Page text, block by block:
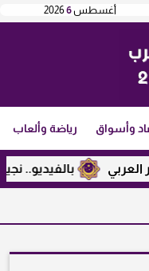
أغسطس6
2026
وأسواق رياضة وألعاب
بالفيديو.. نجيب